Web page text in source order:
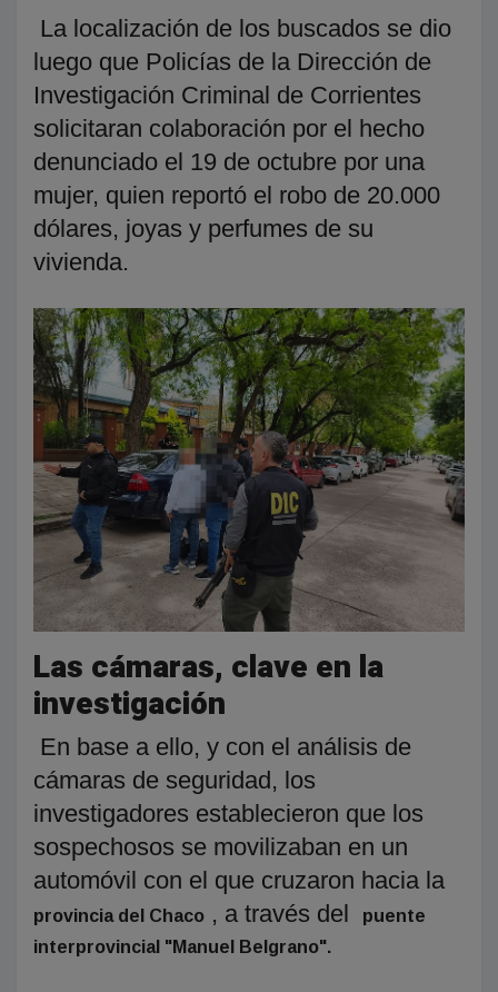
La localización de los buscados se dio
luego que Policías de la Dirección de
Investigación Criminal de Corrientes
solicitaran colaboración por el hecho
denunciado el 19 de octubre por una
mujer, quien reportó el robo de 20.000
dólares, joyas y perfumes de su
vivienda.
Las cámaras, clave en la
investigación
En base a ello, y con el análisis de
cámaras de seguridad, los
investigadores establecieron que los
sospechosos se movilizaban en un
automóvil con el que cruzaron hacia la
provincia del Chaco , a través del
puente
interprovincial "Manuel Belgrano".